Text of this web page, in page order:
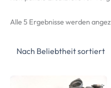
Alle 5 Ergebnisse werden